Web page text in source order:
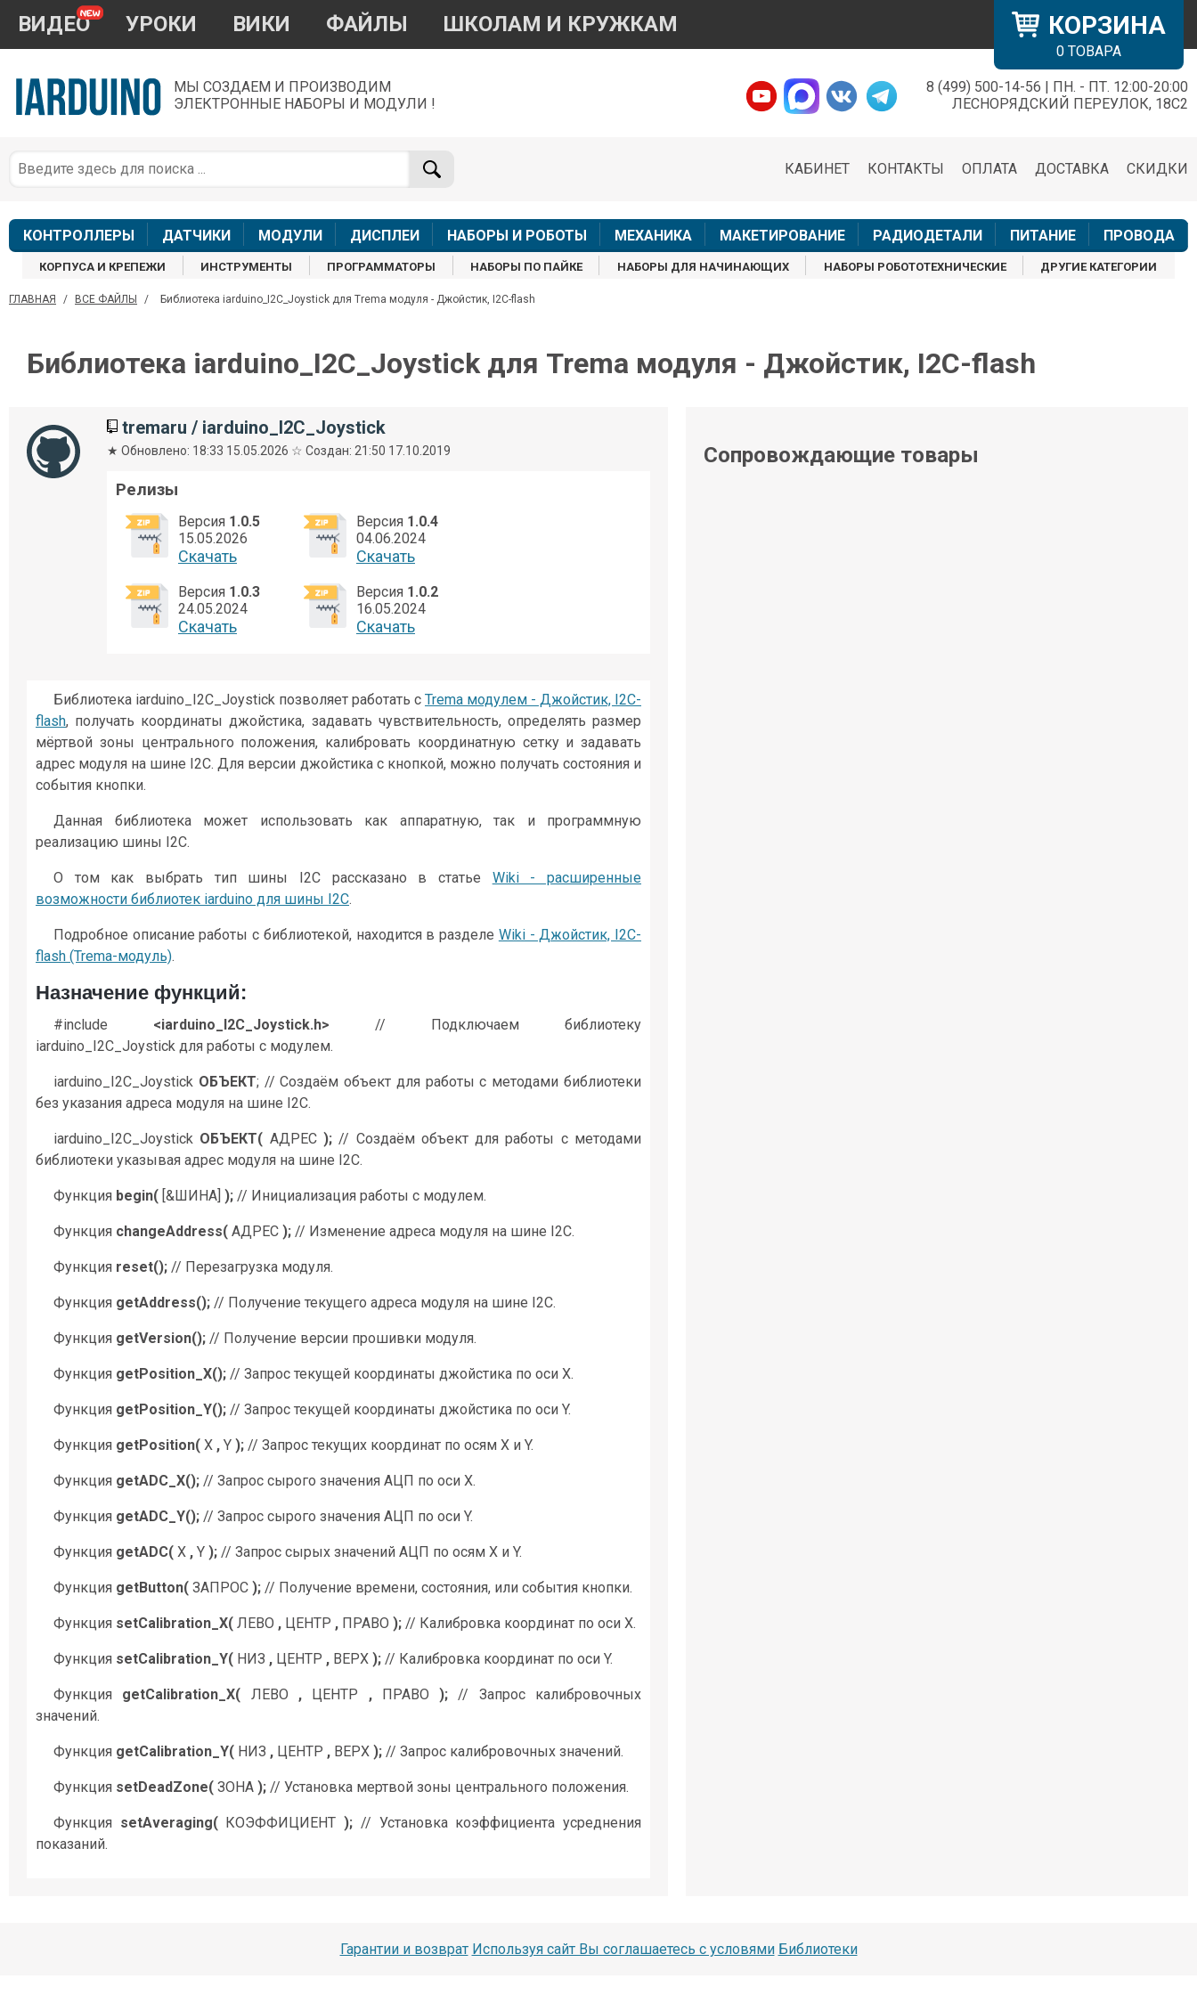
КОРЗИНА
0 ТОВАРА
ВИДЕО УРОКИ ВИКИ ФАЙЛЫ ШКОЛАМ И КРУЖКАМ
МЫ СОЗДАЕМ И ПРОИЗВОДИМ
ЭЛЕКТРОННЫЕ НАБОРЫ И МОДУЛИ !
8 (499) 500-14-56 | ПН. - ПТ. 12:00-20:00
ЛЕСНОРЯДСКИЙ ПЕРЕУЛОК, 18С2
СКИДКИ
ДОСТАВКА
ОПЛАТА
КОНТАКТЫ
КАБИНЕТ
КОНТРОЛЛЕРЫ ДАТЧИКИ МОДУЛИ ДИСПЛЕИ НАБОРЫ И РОБОТЫ МЕХАНИКА МАКЕТИРОВАНИЕ РАДИОДЕТАЛИ ПИТАНИЕ ПРОВОДА
КОРПУСА И КРЕПЕЖИ ИНСТРУМЕНТЫ ПРОГРАММАТОРЫ НАБОРЫ ПО ПАЙКЕ НАБОРЫ ДЛЯ НАЧИНАЮЩИХ НАБОРЫ РОБОТОТЕХНИЧЕСКИЕ ДРУГИЕ КАТЕГОРИИ
ГЛАВНАЯ / ВСЕ ФАЙЛЫ / Библиотека iarduino_I2C_Joystick для Trema модуля - Джойстик, I2C-flash
Библиотека iarduino_I2C_Joystick для Trema модуля - Джойстик, I2C-flash
tremaru / iarduino_I2C_Joystick
★ Обновлено: 18:33 15.05.2026 ☆ Создан: 21:50 17.10.2019
Релизы
Версия 1.0.5
15.05.2026
Cкачать
Версия 1.0.4
04.06.2024
Cкачать
Версия 1.0.3
24.05.2024
Cкачать
Версия 1.0.2
16.05.2024
Cкачать
Библиотека iarduino_I2C_Joystick позволяет работать с Trema модулем - Джойстик, I2C-
flash, получать координаты джойстика, задавать чувствительность, определять размер
мёртвой зоны центрального положения, калибровать координатную сетку и задавать
адрес модуля на шине I2C. Для версии джойстика с кнопкой, можно получать состояния и
события кнопки.
Данная библиотека может использовать как аппаратную, так и программную
реализацию шины I2C.
О том как выбрать тип шины I2C рассказано в статье Wiki - расширенные
возможности библиотек iarduino для шины I2C.
Подробное описание работы с библиотекой, находится в разделе Wiki - Джойстик, I2C-
flash (Trema-модуль).
Назначение функций:
#include <iarduino_I2C_Joystick.h> // Подключаем библиотеку
iarduino_I2C_Joystick для работы с модулем.
iarduino_I2C_Joystick ОБЪЕКТ; // Создаём объект для работы с методами библиотеки
без указания адреса модуля на шине I2C.
iarduino_I2C_Joystick ОБЪЕКТ( АДРЕС );// Создаём объект для работы с методами
библиотеки указывая адрес модуля на шине I2C.
Функция begin( [&ШИНА] ); // Инициализация работы с модулем.
Функция changeAddress( АДРЕС ); // Изменение адреса модуля на шине I2C.
Функция reset(); // Перезагрузка модуля.
Функция getAddress(); // Получение текущего адреса модуля на шине I2C.
Функция getVersion(); // Получение версии прошивки модуля.
Функция getPosition_X(); // Запрос текущей координаты джойстика по оси X.
Функция getPosition_Y(); // Запрос текущей координаты джойстика по оси Y.
Функция getPosition( X , Y ); // Запрос текущих координат по осям X и Y.
Функция getADC_X(); // Запрос сырого значения АЦП по оси X.
Функция getADC_Y(); // Запрос сырого значения АЦП по оси Y.
Функция getADC( X , Y ); // Запрос сырых значений АЦП по осям X и Y.
Функция getButton( ЗАПРОС ); // Получение времени, состояния, или события кнопки.
Функция setCalibration_X( ЛЕВО , ЦЕНТР , ПРАВО ); // Калибровка координат по оси X.
Функция setCalibration_Y( НИЗ , ЦЕНТР , ВЕРХ ); // Калибровка координат по оси Y.
Функция getCalibration_X( ЛЕВО ,ЦЕНТР ,ПРАВО ); // Запрос калибровочных
значений.
Функция getCalibration_Y( НИЗ , ЦЕНТР , ВЕРХ ); // Запрос калибровочных значений.
Функция setDeadZone( ЗОНА ); // Установка мертвой зоны центрального положения.
Функция setAveraging(КОЭФФИЦИЕНТ ); // Установка коэффициента усреднения
показаний.
Сопровождающие товары
Гарантии и возврат Используя сайт Вы соглашаетесь с условями Библиотеки
×
По вопросам приобретения товара
+7 968 454 17 38
звонки и аудио сообщения не обслуживаются
Менеджер
shop@iarduino.ru
Менеджер
8 (499) 500-14-56
Консультант